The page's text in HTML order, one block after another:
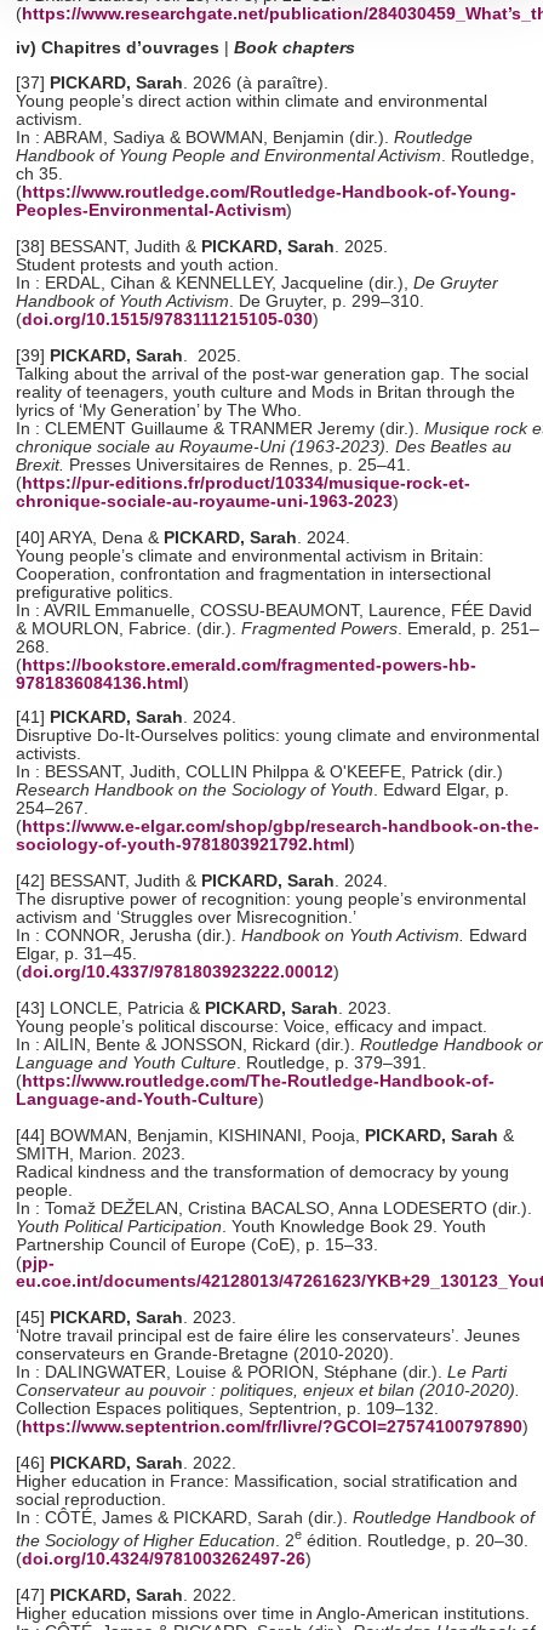
section « Détails »
. Vous pouvez modifier ou retirer votre
consentement à tout moment à partir de la déclaration sur
les cookies.
Les cookies nous permettent de personnaliser le contenu
et les annonces, d'offrir des fonctionnalités relatives aux
médias sociaux et d'analyser notre trafic. Nous
notre site avec nos partenaires de médias sociaux, de
publicité et d'analyse, qui peuvent combiner celles-ci avec
d'autres informations que vous leur avez fournies ou qu'ils
ont collectées lors de votre utilisation de leurs services.
(https://www.researchgate.net/publication/
iv) Chapitres d’ouvrages
Book chapters
[37] PICKARD, Sarah . 2026 (à paraître).
Young people’s direct action within climate and environmental
activism.
In : ABRAM, Sadiya & BOWMAN, Benjamin (dir.). Routledge
Handbook of Young People and Environmental Activism
Routledge,
ch 35.
(https://www.routledge.com/Routledge-Handbook-of-Young-
Peoples-Environmental-Activism)
[38] BESSANT, Judith & PICKARD, Sarah . 2025.
Student protests and youth action.
In : ERDAL, Cihan & KENNELLEY, Jacqueline (dir.), De Gruyter
Handbook of Youth Activism . De Gruyter, p. 299–310.
(doi.org/10.1515/9783111215105-030)
[39] PICKARD, Sarah . 2025.
Talking about the arrival of the post-war generation gap. The social
reality of teenagers, youth culture and Mods in Britan through the
lyrics of ‘My Generation’ by The Who.
In : CLEMENT Guillaume & TRANMER Jeremy (dir.). Musique rock
chronique sociale au Royaume-Uni (1963-2023). Des Beatles au
Brexit. Presses Universitaires de Rennes, p. 25–41.
(https://pur-editions.fr/product/10334/musique-rock-et-
chronique-sociale-au-royaume-uni-1963-2023)
[40] ARYA, Dena & PICKARD, Sarah . 2024.
Young people’s climate and environmental activism in Britain:
Cooperation, confrontation and fragmentation in intersectional
prefigurative politics.
In : AVRIL Emmanuelle, COSSU-BEAUMONT, Laurence, FÉE David
& MOURLON, Fabrice. (dir.). Fragmented Powers . Emerald, p. 251–
268.
(https://bookstore.emerald.com/fragmented-powers-hb-
9781836084136.html )
[41] PICKARD, Sarah. 2024.
Disruptive Do-It-Ourselves politics: young climate and environmental
activists.
In : BESSANT, Judith, COLLIN Philppa & O'KEEFE, Patrick (dir.)
Research Handbook on the Sociology of Youth. Edward Elgar, p.
254–267.
(https://www.e-elgar.com/shop/gbp/research-handbook-on-the-
sociology-of-youth-9781803921792.html )
[42] BESSANT, Judith & PICKARD, Sarah. 2024.
The disruptive power of recognition: young people’s environmental
activism and ‘Struggles over Misrecognition.’
In : CONNOR, Jerusha (dir.). Handbook on Youth Activism. Edward
Elgar, p. 31–45.
(doi.org/10.4337/9781803923222.00012)
[43] LONCLE, Patricia & PICKARD, Sarah. 2023.
Young people’s political discourse: Voice, efficacy and impact.
In : AILIN, Bente & JONSSON, Rickard (dir.). Routledge Handbook
Language and Youth Culture. Routledge, p. 379–391.
(https://www.routledge.com/The-Routledge-Handbook-of-
Language-and-Youth-Culture)
[44] BOWMAN, Benjamin, KISHINANI, Pooja, PICKARD, Sarah &
SMITH, Marion. 2023.
Radical kindness and the transformation of democracy by young
people.
In : Tomaž DEŽELAN, Cristina BACALSO, Anna LODESERTO (dir.).
Youth Political Participation. Youth Knowledge Book 29. Youth
Partnership Council of Europe (CoE), p. 15–33.
(pjp-
eu.coe.int/documents/42128013/47261623/
[45] PICKARD, Sarah. 2023.
‘Notre travail principal est de faire élire les conservateurs’. Jeunes
conservateurs en Grande-Bretagne (2010-2020).
In : DALINGWATER, Louise & PORION, Stéphane (dir.). Le Parti
Conservateur au pouvoir : politiques, enjeux et bilan (2010-2020).
Collection Espaces politiques, Septentrion, p. 109–132.
(https://www.septentrion.com/fr/livre/?GCOI=27574100797890)
[46] PICKARD, Sarah. 2022.
Higher education in France: Massification, social stratification and
social reproduction.
In : CÔTÉ, James & PICKARD, Sarah (dir.). Routledge Handbook of
the Sociology of Higher Education . 2e édition. Routledge, p. 20–30.
(doi.org/10.4324/9781003262497-26)
[47] PICKARD, Sarah . 2022.
Higher education missions over time in Anglo-American institutions.